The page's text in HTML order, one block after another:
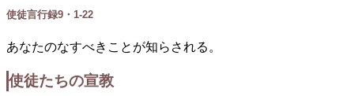
使徒言行録9・1-22
あなたのなすべきことが知らされる。
使徒たちの宣教